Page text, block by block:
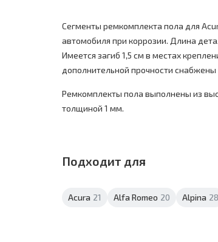
Сегменты ремкомплекта пола для
автомобиля при коррозии. Длина
Имеется загиб 1,5 см в местах
дополнительной прочности
Ремкомплекты пола выполнены из
толщиной 1 мм.
Подходит для
Acura 21 Alfa Romeo 20 Alpina 28